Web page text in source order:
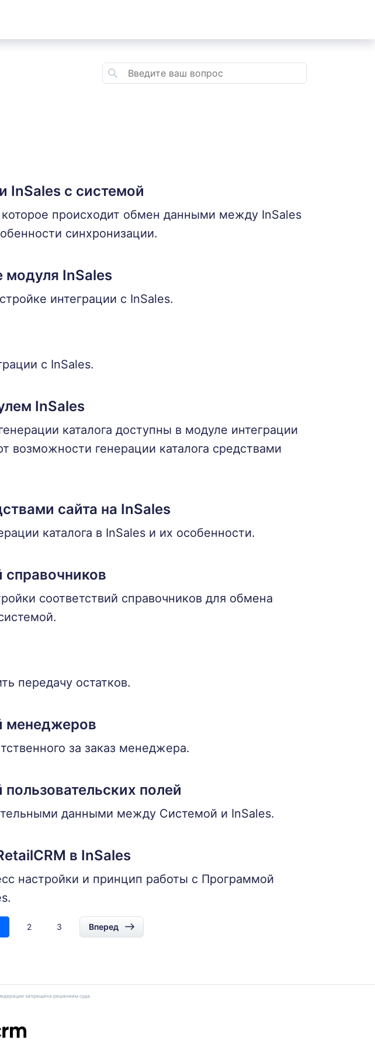
InSales с системой
происходит обмен данными между InSales
синхронизации.
InSales
интеграции с InSales.
с InSales.
InSales
каталога доступны в модуле интеграции
возможности генерации каталога средствами
сайта на InSales
каталога в InSales и их особенности.
справочников
соответствий справочников для обмена
передачу остатков.
менеджеров
за заказ менеджера.
полей
данными между Системой и InSales.
в InSales
настройки и принцип работы с Программой
2 3 Вперед
запрещена решением суда.